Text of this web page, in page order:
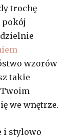
trochę
pokój
wzorów
takie
Twoim
we wnętrze.
i stylowo